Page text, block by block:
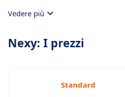
Vedere più
Nexy: I prezzi
Standard